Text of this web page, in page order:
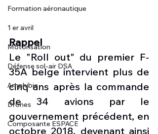
Formation aéronautique
1 er avril
Motorisation
Défense sol-air DSA
Amphibie
Drones
Composante ESPACE
Rappel
Le "Roll out" du premier F-
35A belge intervient plus de
cinq ans après la commande
de 34 avions par le
gouvernement précédent, en
octobre 2018, devenant ainsi